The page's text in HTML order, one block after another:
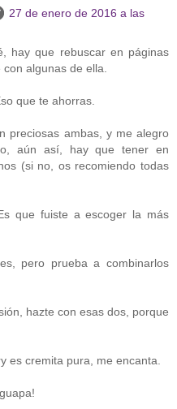
27 de enero de 2016 a las
hay que rebuscar en páginas
algunas de ella.
que te ahorras.
preciosas ambas, y me alegro
aún así, hay que tener en
(si no, os recomiendo todas
que fuiste a escoger la más
pero prueba a combinarlos
hazte con esas dos, porque
es cremita pura, me encanta.